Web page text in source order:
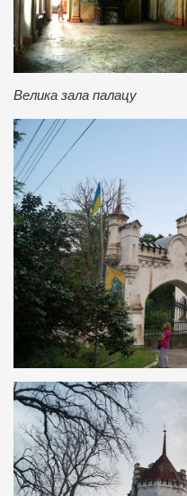
Велика зала палацу